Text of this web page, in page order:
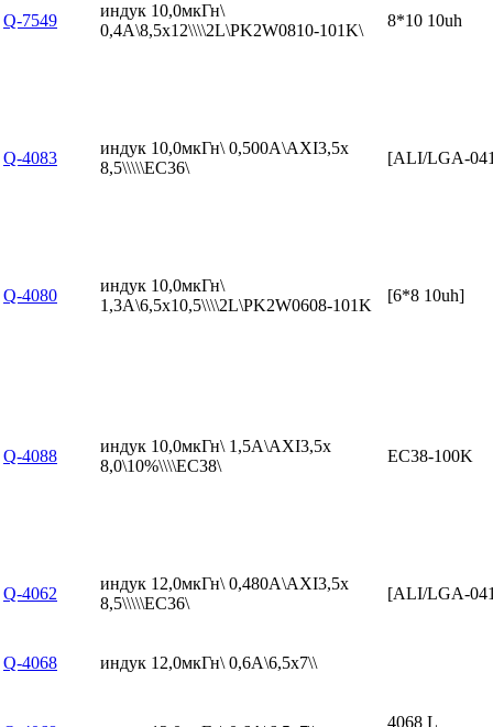
Q-7549
индук 10,0мкГн\
0,4А\8,5x12\\\\2L\PK2W0810-101K\
8*10 10uh
Q-4083
индук 10,0мкГн\ 0,500А\AXI3,5x
8,5\\\\\EC36\
[ALI/LGA-
Q-4080
индук 10,0мкГн\
1,3А\6,5x10,5\\\\2L\PK2W0608-101K
[6*8 10uh]
Q-4088
индук 10,0мкГн\ 1,5А\AXI3,5x
8,0\10%\\\\EC38\
EC38-100K
Q-4062
индук 12,0мкГн\ 0,480А\AXI3,5x
8,5\\\\\EC36\
[ALI/LGA-
Q-4068 индук 12,0мкГн\ 0,6А\6,5x7\\
4068 L